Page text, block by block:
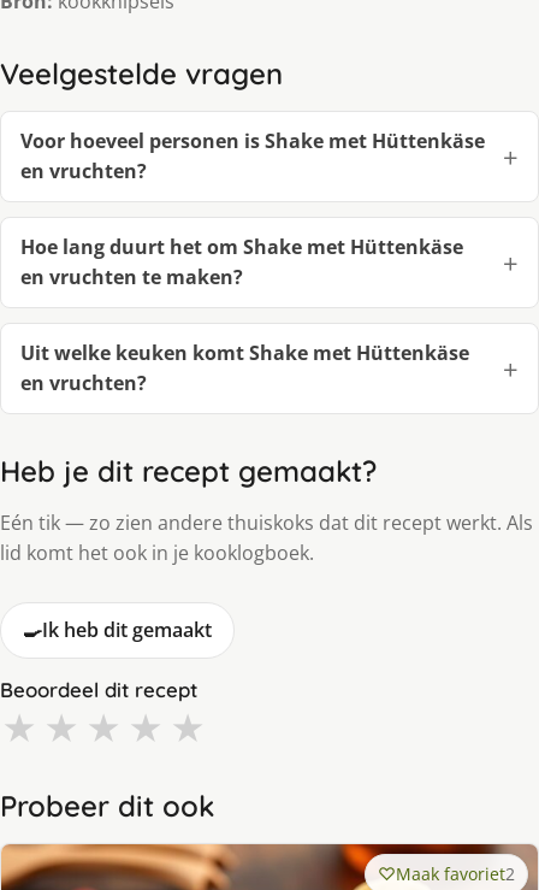
Veelgestelde vragen
Voor hoeveel personen is Shake met Hüttenkäse
en vruchten?
Hoe lang duurt het om Shake met Hüttenkäse
en vruchten te maken?
Uit welke keuken komt Shake met Hüttenkäse
en vruchten?
Heb je dit recept gemaakt?
Eén tik — zo zien andere thuiskoks dat dit recept werkt. Als
lid komt het ook in je kooklogboek.
🍳Ik heb dit gemaakt
Beoordeel dit recept
★ ★ ★ ★ ★
Probeer dit ook
Maak favoriet2